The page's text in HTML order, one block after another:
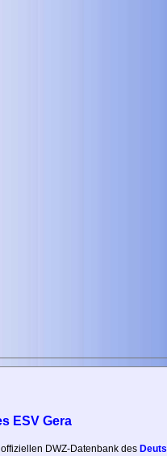
ESV Gera
DWZ-Datenbank des